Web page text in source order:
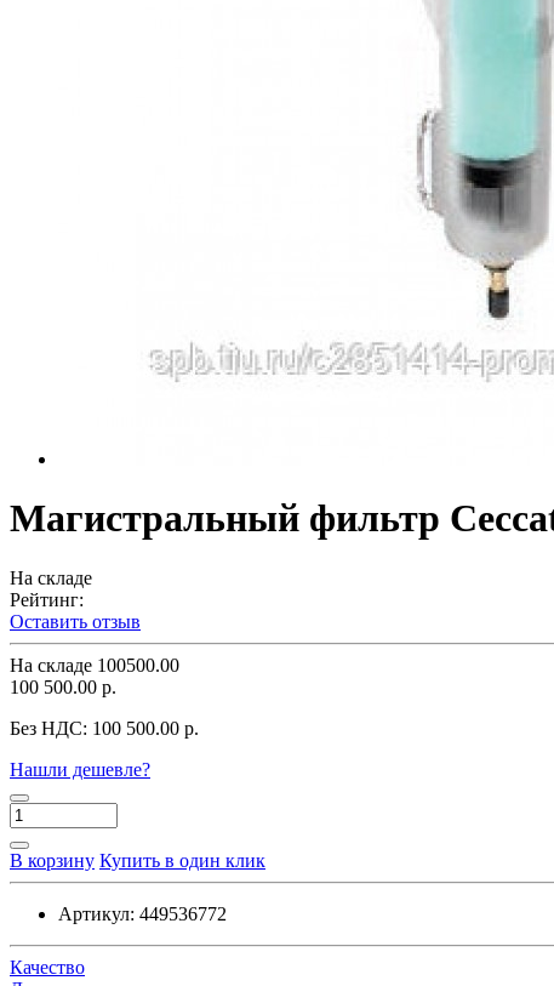
Магистральный фильтр
На складе
Рейтинг:
Оставить отзыв
На складе 100500.00
100 500.00 р.
Без НДС: 100 500.00 р.
Нашли дешевле?
В корзину Купить в один клик
Артикул: 449536772
Качество